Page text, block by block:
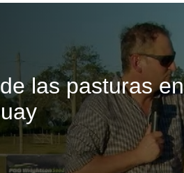
las pasturas en